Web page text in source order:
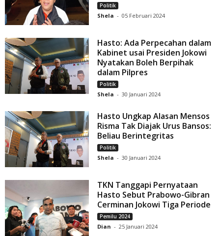
Politik
Shela - 05 Februari 2024
Hasto: Ada Perpecahan dalam
Kabinet usai Presiden Jokowi
Nyatakan Boleh Berpihak
dalam Pilpres
Politik
Shela - 30 Januari 2024
Hasto Ungkap Alasan Mensos
Risma Tak Diajak Urus Bansos:
Beliau Berintegritas
Politik
Shela - 30 Januari 2024
TKN Tanggapi Pernyataan
Hasto Sebut Prabowo-Gibran
Cerminan Jokowi Tiga Periode
Pemilu 2024
Dian - 25 Januari 2024